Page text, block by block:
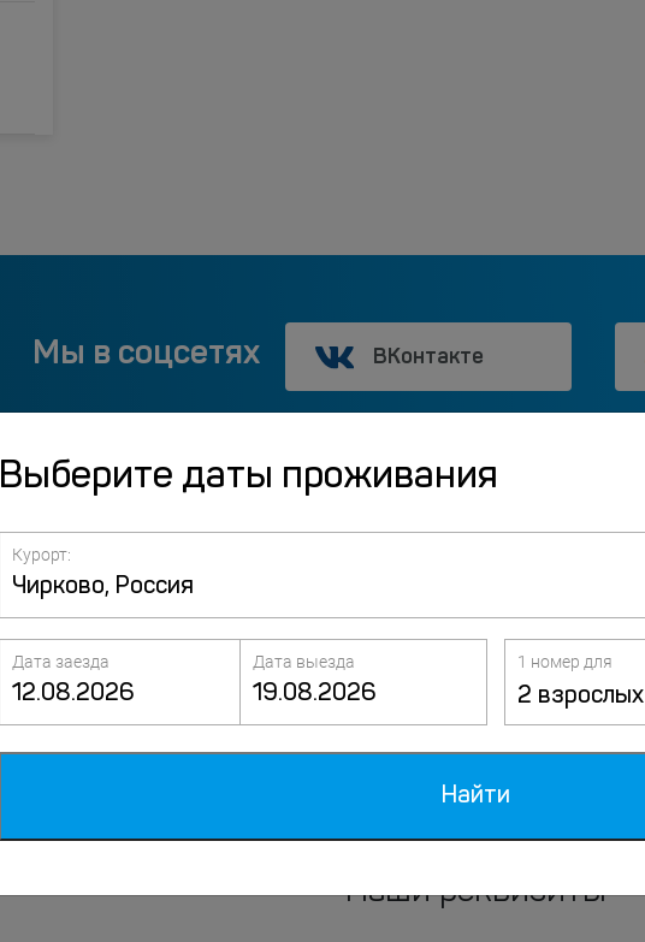
Мы в соцсетях ВКонтакте
Курорты рядом
Выберите даты проживания
Курорт:
Дата заезда Дата выезда 1 номер для
2 взрослых
Найти
Наши реквизиты